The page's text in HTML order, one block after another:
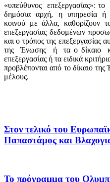
«υπεύθυνος
επεξεργασίας»: το
δημόσια
αρχή, η υπηρεσία ή
κοινού με άλλα, καθορίζουν
επεξεργασίας δεδομένων
και ο τρόπος της επεξεργασίας
της
Ένωσης ή τα ο δίκαιο
επεξεργασίας ή τα ειδικά
προβλέπονται από το δίκαιο
μέλους.
Στον τελικό του
Παπαστάμος και
Το πρόγραμμα του